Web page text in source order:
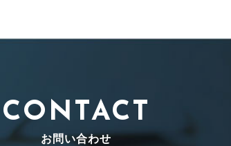
CONTACT
お問い合わせ